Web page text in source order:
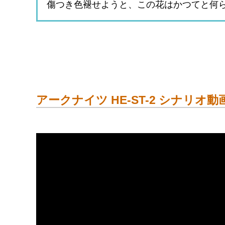
傷つき色褪せようと、この花はかつてと何
アークナイツ HE-ST-2 シナリオ動